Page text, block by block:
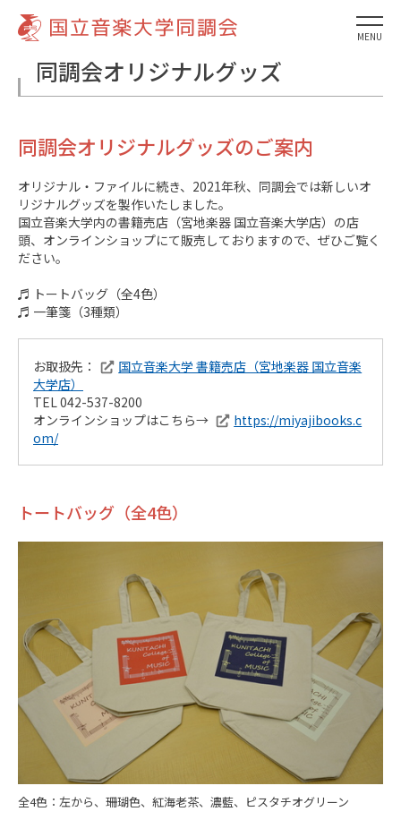
MENU
同調会オリジナルグッズ
同調会オリジナルグッズのご案内
オリジナル・ファイルに続き、2021年秋、同調会では新しいオ
リジナルグッズを製作いたしました。
国立音楽大学内の書籍売店（宮地楽器 国立音楽大学店）の店
頭、オンラインショップにて販売しておりますので、ぜひご覧く
ださい。
♬ トートバッグ（全4色）
♬ 一筆箋（3種類）
お取扱先：
国立音楽大学 書籍売店（宮地楽器 国立音楽
大学店）
TEL 042-537-8200
オンラインショップはこちら→
https://miyajibooks.c
om/
トートバッグ（全4色）
全4色：左から、珊瑚色、紅海老茶、濃藍、ピスタチオグリーン